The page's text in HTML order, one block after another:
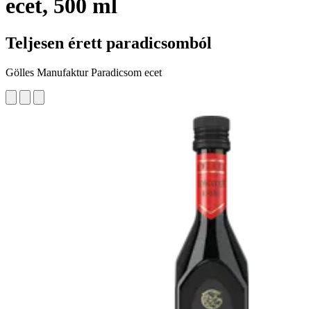
ecet, 500 ml
Teljesen érett paradicsomból
Gölles Manufaktur Paradicsom ecet